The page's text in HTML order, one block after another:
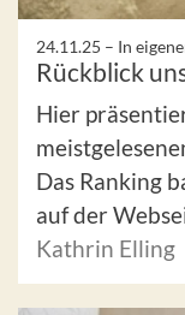
24.11.25 – In
Rückblick
Hier
Das Ranking
auf der
Kathrin Elling